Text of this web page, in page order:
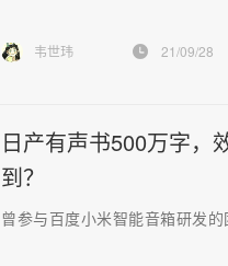
韦世玮 21/09/28
日产有声书500万字，
到？
曾参与百度小米智能音箱研发